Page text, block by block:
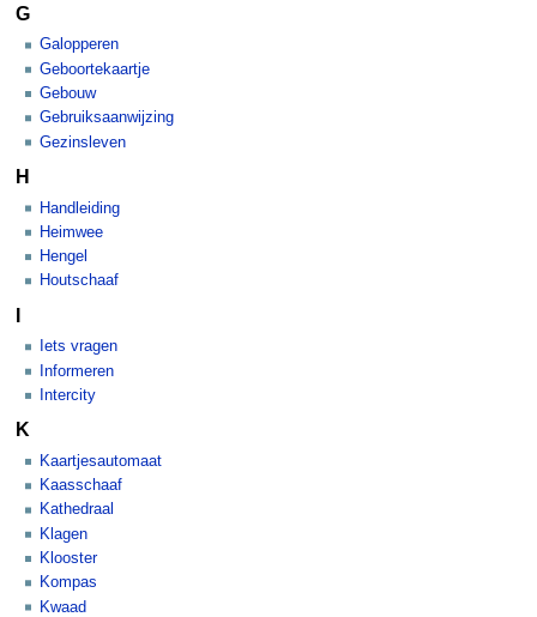
G
Galopperen
Geboortekaartje
Gebouw
Gebruiksaanwijzing
Gezinsleven
H
Handleiding
Heimwee
Hengel
Houtschaaf
I
Iets vragen
Informeren
Intercity
K
Kaartjesautomaat
Kaasschaaf
Kathedraal
Klagen
Klooster
Kompas
Kwaad